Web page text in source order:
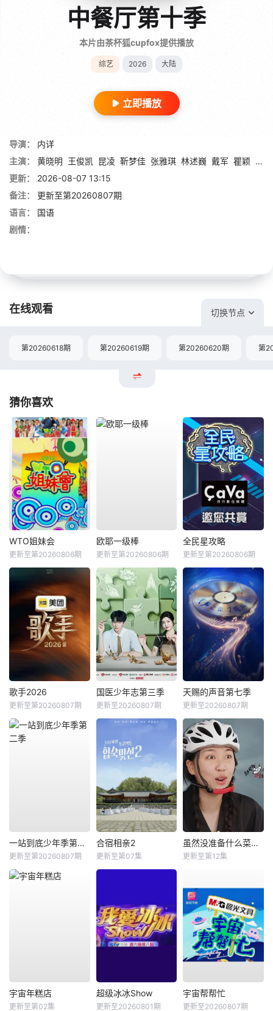
中餐厅第十季
本片由茶杯狐cupfox提供播放
综艺 2026 大陆
立即播放
导演：
内详
主演：
黄晓明 王俊凯 昆凌 靳梦佳 张雅琪 林述巍 戴军 瞿颖 汪涵
更新：
2026-08-07 13:15
备注：
更新至第20260807期
语言：
国语
剧情：
在线观看 切换节点
第20260618期 第20260619期 第20260620期 第
猜你喜欢
WTO姐妹会
更新至第20260806期
欧耶一级棒
更新至第20260806期
全民星攻略
更新至第20260806期
歌手2026
更新至第20260807期
国医少年志第三季
更新至20260807期
天赐的声音第七季
更新至20260807期
一站到底少年季第二季
更新至第20260807期
合宿相亲2
更新至第07集
虽然没准备什么菜第四季
更新至第12集
宇宙年糕店
更新至第02集
超级冰冰Show
更新至20260801期
宇宙帮帮忙
更新至20260807期